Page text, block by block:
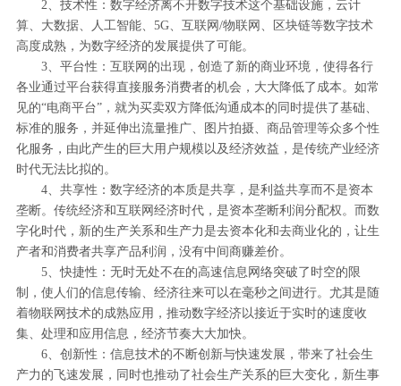
2、技术性：数字经济离不开数字技术这个基础设施，云计
算、大数据、人工智能、5G、互联网/物联网、区块链等数字技术
高度成熟，为数字经济的发展提供了可能。
3、平台性：互联网的出现，创造了新的商业环境，使得各行
各业通过平台获得直接服务消费者的机会，大大降低了成本。如常
见的“电商平台”，就为买卖双方降低沟通成本的同时提供了基础、
标准的服务，并延伸出流量推广、图片拍摄、商品管理等众多个性
化服务，由此产生的巨大用户规模以及经济效益，是传统产业经济
时代无法比拟的。
4、共享性：数字经济的本质是共享，是利益共享而不是资本
垄断。传统经济和互联网经济时代，是资本垄断利润分配权。而数
字化时代，新的生产关系和生产力是去资本化和去商业化的，让生
产者和消费者共享产品利润，没有中间商赚差价。
5、快捷性：无时无处不在的高速信息网络突破了时空的限
制，使人们的信息传输、经济往来可以在毫秒之间进行。尤其是随
着物联网技术的成熟应用，推动数字经济以接近于实时的速度收
集、处理和应用信息，经济节奏大大加快。
6、创新性：信息技术的不断创新与快速发展，带来了社会生
产力的飞速发展，同时也推动了社会生产关系的巨大变化，新生事